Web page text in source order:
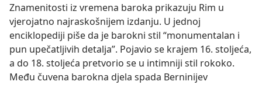
Znamenitosti iz vremena baroka prikazuju Rim u
vjerojatno najraskošnijem izdanju. U jednoj
enciklopediji piše da je barokni stil “monumentalan i
pun upečatljivih detalja”. Pojavio se krajem 16. stoljeća,
a do 18. stoljeća pretvorio se u intimniji stil rokoko.
Među čuvena barokna djela spada Berninijev